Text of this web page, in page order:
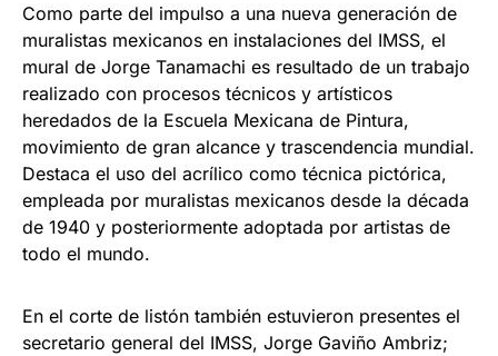
Como parte del impulso a una nueva generación de
muralistas mexicanos en instalaciones del IMSS, el
mural de Jorge Tanamachi es resultado de un trabajo
realizado con procesos técnicos y artísticos
heredados de la Escuela Mexicana de Pintura,
movimiento de gran alcance y trascendencia mundial.
Destaca el uso del acrílico como técnica pictórica,
empleada por muralistas mexicanos desde la década
de 1940 y posteriormente adoptada por artistas de
todo el mundo.
En el corte de listón también estuvieron presentes el
secretario general del IMSS, Jorge Gaviño Ambriz;